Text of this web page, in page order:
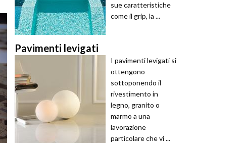
sue caratteristiche
come il grip, la ...
Pavimenti levigati
I pavimenti levigati si
ottengono
sottoponendo il
rivestimento in
legno, granito o
marmo a una
lavorazione
particolare che vi ...